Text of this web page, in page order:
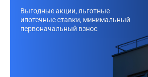
Выгодные акции, льготные
ипотечные ставки, минимальный
первоначальный взнос